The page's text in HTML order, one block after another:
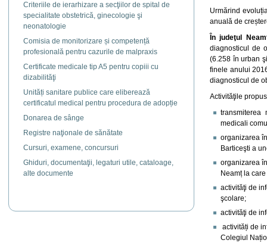
Criteriile de ierarhizare a secţiilor de spital de
specialitate obstetrică, ginecologie şi
neonatologie
Comisia de monitorizare și competență
profesională pentru cazurile de malpraxis
Certificate medicale tip A5 pentru copiii cu
dizabilităţi
Unități sanitare publice care eliberează
certificatul medical pentru procedura de adopție
Donarea de sânge
Registre naţionale de sănătate
Cursuri, examene, concursuri
Ghiduri, documentaţii, legaturi utile, cataloage,
alte documente
Urmărind
anuală de
În judeţul
diagnosticul de
(6.258 în urban
finele anului
diagnosticul de
Activităţile
transmiterea
medicali
organizarea
Barticeşti a
organizarea
Neamț la
activităţi de
şcolare;
activităţi de
activități de
Colegiul